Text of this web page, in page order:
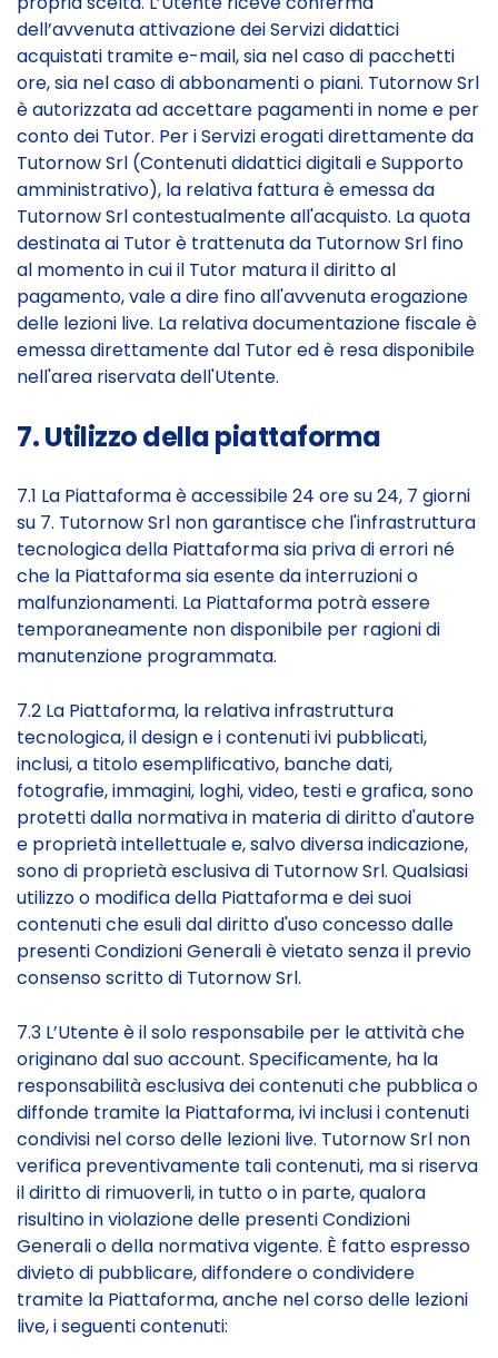
dell’avvenuta attivazione dei Servizi didattici
acquistati tramite e-mail, sia nel caso di pacchetti
ore, sia nel caso di abbonamenti o piani. Tutornow Srl
è autorizzata ad accettare pagamenti in nome e per
conto dei Tutor. Per i Servizi erogati direttamente da
Tutornow Srl (Contenuti didattici digitali e Supporto
amministrativo), la relativa fattura è emessa da
Tutornow Srl contestualmente all'acquisto. La quota
destinata ai Tutor è trattenuta da Tutornow Srl fino
al momento in cui il Tutor matura il diritto al
pagamento, vale a dire fino all'avvenuta erogazione
delle lezioni live. La relativa documentazione fiscale è
emessa direttamente dal Tutor ed è resa disponibile
nell'area riservata dell'Utente.
7. Utilizzo della piattaforma
7.1 La Piattaforma è accessibile 24 ore su 24, 7 giorni
su 7. Tutornow Srl non garantisce che l'infrastruttura
tecnologica della Piattaforma sia priva di errori né
che la Piattaforma sia esente da interruzioni o
malfunzionamenti. La Piattaforma potrà essere
temporaneamente non disponibile per ragioni di
manutenzione programmata.
7.2 La Piattaforma, la relativa infrastruttura
tecnologica, il design e i contenuti ivi pubblicati,
inclusi, a titolo esemplificativo, banche dati,
fotografie, immagini, loghi, video, testi e grafica, sono
protetti dalla normativa in materia di diritto d'autore
e proprietà intellettuale e, salvo diversa indicazione,
sono di proprietà esclusiva di Tutornow Srl. Qualsiasi
utilizzo o modifica della Piattaforma e dei suoi
contenuti che esuli dal diritto d'uso concesso dalle
presenti Condizioni Generali è vietato senza il previo
consenso scritto di Tutornow Srl.
7.3 L’Utente è il solo responsabile per le attività che
originano dal suo account. Specificamente, ha la
responsabilità esclusiva dei contenuti che pubblica o
diffonde tramite la Piattaforma, ivi inclusi i contenuti
condivisi nel corso delle lezioni live. Tutornow Srl non
verifica preventivamente tali contenuti, ma si riserva
il diritto di rimuoverli, in tutto o in parte, qualora
risultino in violazione delle presenti Condizioni
Generali o della normativa vigente. È fatto espresso
divieto di pubblicare, diffondere o condividere
tramite la Piattaforma, anche nel corso delle lezioni
live, i seguenti contenuti: